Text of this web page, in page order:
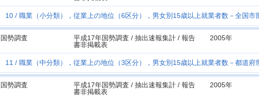
10 職業（小分類），従業上の地位（6区分），男女別15歳以上就業者数－全国市
国勢調査
平成17年国勢調査 / 抽出速報集計 / 報告
書非掲載表
2005年
11 職業（中分類），従業上の地位（3区分），男女別15歳以上就業者数－都道府
国勢調査
平成17年国勢調査 / 抽出速報集計 / 報告
書非掲載表
2005年